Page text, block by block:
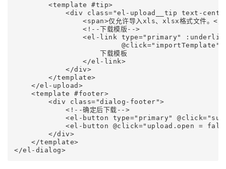
        <template #tip>
<div class="el-upload__tip text-
<span>仅允许导入xls、xlsx格式文件。</
                <!--下载模版-->
<el-link type="primary"
                         @click="importTemplate">
                    下载模板
                </el-link>
            </div>
        </template>
    </el-upload>
    <template #footer>
        <div class="dialog-footer">
            <!--确定后下载-->
<el-button type="primary"
<el-button @click="upload.open =
        </div>
    </template>